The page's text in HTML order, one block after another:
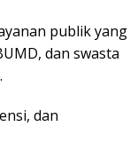
publik yang
dan swasta
dan